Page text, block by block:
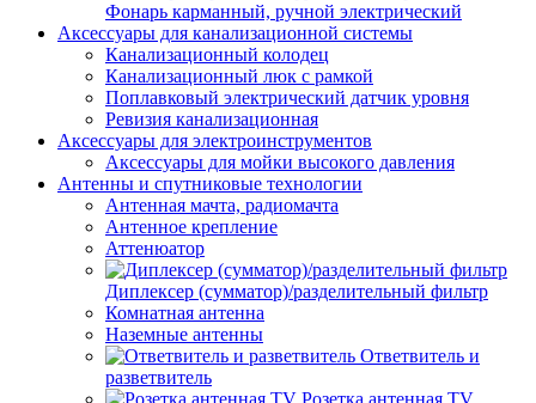
Фонарь карманный, ручной электрический
Аксессуары для канализационной системы
Канализационный колодец
Канализационный люк с рамкой
Поплавковый электрический датчик уровня
Ревизия канализационная
Аксессуары для электроинструментов
Аксессуары для мойки высокого давления
Антенны и спутниковые технологии
Антенная мачта, радиомачта
Антенное крепление
Аттенюатор
Диплексер (сумматор)/разделительный фильтр
Комнатная антенна
Наземные антенны
Ответвитель и
разветвитель
Розетка антенная TV